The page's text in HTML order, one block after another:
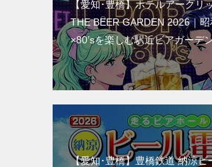
【愛知･豊橋】ホテルアークリ
THE BEER GARDEN 2026｜
×80’sを楽しむ駅近ビアガーデ
【愛知･豊橋】豊橋鉄道 納涼ビ